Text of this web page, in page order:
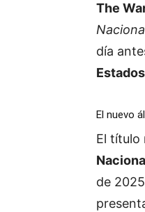
The
día
El nuevo
El título
de